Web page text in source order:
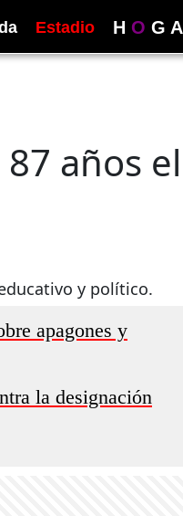
Estadio H O G A
años el
y político.
apagones y
la designación